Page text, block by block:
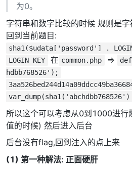
为0。
字符串和数字比较的时候 规则是
回到当前题目:
sha1($udata['password'] .
LOGIN_KEY
在 common.php =>
hdbb768526');
所以这个可以考虑从0到1000进行
值的时候) 然后进入后台
后台没有flag,回到注入的点上来
(1) 第一种解法: 正面硬肝